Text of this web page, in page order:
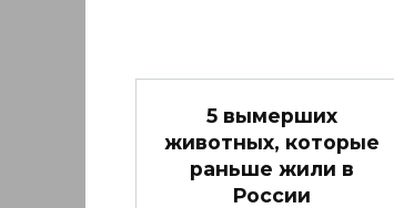
5 вымерших
животных, которые
раньше жили в
России